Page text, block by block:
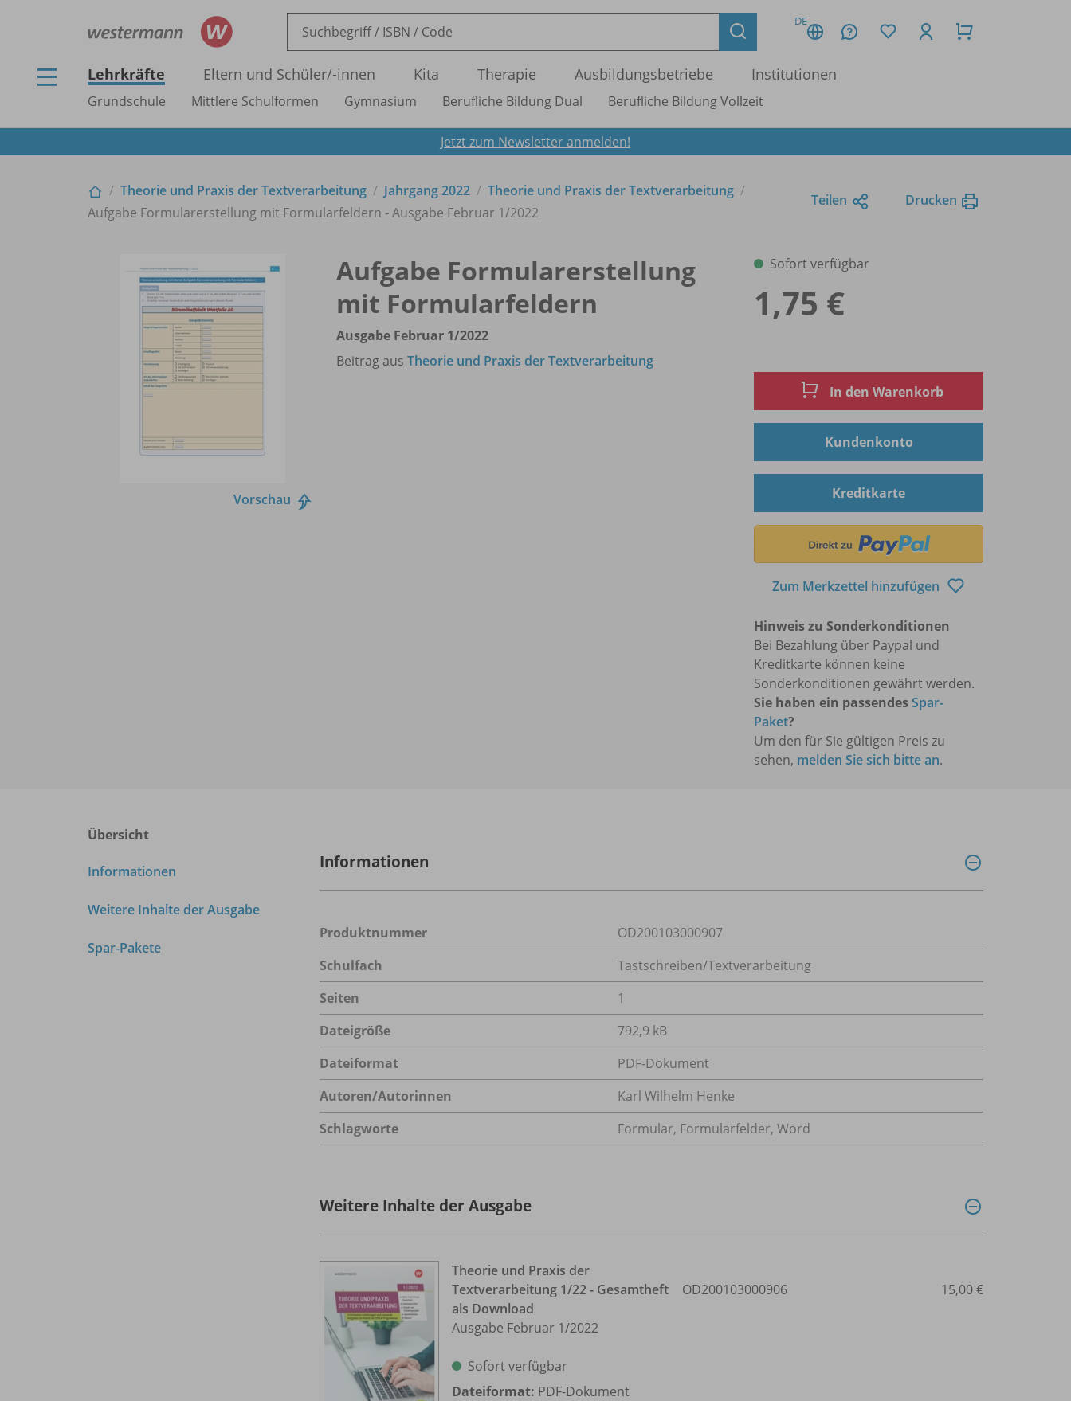
DE
Lehrkräfte Eltern und Schüler/-innen Kita Therapie Ausbildungsbetriebe Institutionen
Grundschule Mittlere Schulformen Gymnasium Berufliche Bildung Dual Berufliche Bildung Vollzeit
Jetzt zum Newsletter anmelden!
Theorie und Praxis der Textverarbeitung Jahrgang 2022
Theorie und Praxis der Textverarbeitung
Aufgabe Formularerstellung mit Formularfeldern - Ausgabe Februar 1/2022
Teilen Drucken
Vorschau
Aufgabe Formularerstellung
mit Formularfeldern
Ausgabe Februar 1/2022
Beitrag aus Theorie und Praxis der Textverarbeitung
Sofort verfügbar
1,75 €
In den Warenkorb
Kundenkonto
Kreditkarte
Zum Merkzettel hinzufügen
Hinweis zu Sonderkonditionen
Bei Bezahlung über Paypal und
Kreditkarte können keine
Sonderkonditionen gewährt werden.
Sie haben ein passendesSpar-
Paket?
Um den für Sie gültigen Preis zu
sehen, melden Sie sich bitte an.
Übersicht
Informationen
Weitere Inhalte der Ausgabe
Spar-Pakete
Informationen
Produktnummer
OD200103000907
Schulfach
Tastschreiben/Textverarbeitung
Seiten
1
Dateigröße
792,9 kB
Dateiformat
PDF-Dokument
Autoren/Autorinnen
Karl Wilhelm Henke
Schlagworte
Formular, Formularfelder, Word
Weitere Inhalte der Ausgabe
Theorie und Praxis der
Textverarbeitung 1/22 - Gesamtheft
als Download
Ausgabe Februar 1/2022
Sofort verfügbar
Dateiformat: PDF-Dokument
OD200103000906 15,00 €